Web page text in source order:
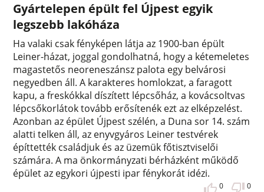
Gyártelepen épült fel Újpest egyik
legszebb lakóháza
Ha valaki csak fényképen látja az 1900-ban épült
Leiner-házat, joggal gondolhatná, hogy a kétemeletes
magastetős neoreneszánsz palota egy belvárosi
negyedben áll. A karakteres homlokzat, a faragott
kapu, a freskókkal díszített lépcsőház, a kovácsoltvas
lépcsőkorlátok tovább erősítenék ezt az elképzelést.
Azonban az épület Újpest szélén, a Duna sor 14. szám
alatti telken áll, az enyvgyáros Leiner testvérek
építtették családjuk és az üzemük főtisztviselői
számára. A ma önkormányzati bérházként működő
épület az egykori újpesti ipar fénykorát idézi.
0 0